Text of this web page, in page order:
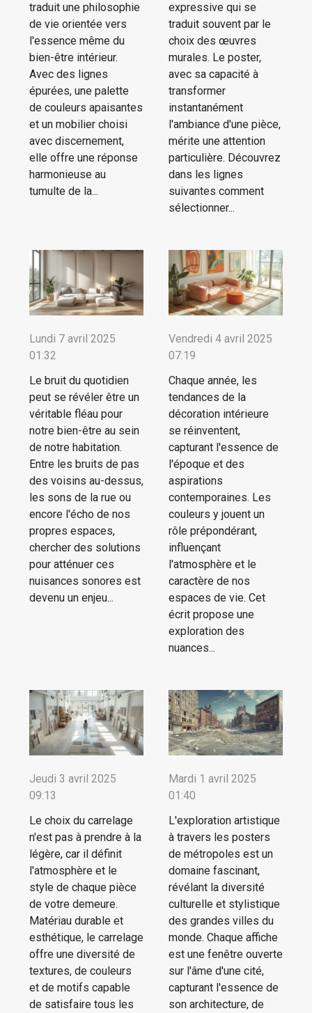
traduit une philosophie
de vie orientée vers
l'essence même du
bien-être intérieur.
Avec des lignes
épurées, une palette
de couleurs apaisantes
et un mobilier choisi
avec discernement,
elle offre une réponse
harmonieuse au
tumulte de la...
expressive qui se
traduit souvent par le
choix des œuvres
murales. Le poster,
avec sa capacité à
transformer
instantanément
l'ambiance d'une pièce,
mérite une attention
particulière. Découvrez
dans les lignes
suivantes comment
sélectionner...
Lundi 7 avril 2025
01:32
Le bruit du quotidien
peut se révéler être un
véritable fléau pour
notre bien-être au sein
de notre habitation.
Entre les bruits de pas
des voisins au-dessus,
les sons de la rue ou
encore l'écho de nos
propres espaces,
chercher des solutions
pour atténuer ces
nuisances sonores est
devenu un enjeu...
Vendredi 4 avril 2025
07:19
Chaque année, les
tendances de la
décoration intérieure
se réinventent,
capturant l'essence de
l'époque et des
aspirations
contemporaines. Les
couleurs y jouent un
rôle prépondérant,
influençant
l'atmosphère et le
caractère de nos
espaces de vie. Cet
écrit propose une
exploration des
nuances...
Jeudi 3 avril 2025
09:13
Le choix du carrelage
n'est pas à prendre à la
légère, car il définit
l'atmosphère et le
style de chaque pièce
de votre demeure.
Matériau durable et
esthétique, le carrelage
offre une diversité de
textures, de couleurs
et de motifs capable
de satisfaire tous les
Mardi 1 avril 2025
01:40
L'exploration artistique
à travers les posters
de métropoles est un
domaine fascinant,
révélant la diversité
culturelle et stylistique
des grandes villes du
monde. Chaque affiche
est une fenêtre ouverte
sur l'âme d'une cité,
capturant l'essence de
son architecture, de